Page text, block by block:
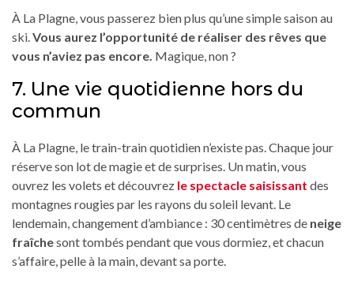
À La Plagne, vous passerez bien plus qu’une simple saison au
ski.Vous aurez l’opportunité de réaliser des rêves que
vous n’aviez pas encore. Magique, non ?
7. Une vie quotidienne hors du
commun
À La Plagne, le train-train quotidien n’existe pas. Chaque jour
réserve son lot de magie et de surprises. Un matin, vous
ouvrez les volets et découvrez le spectacle saisissant des
montagnes rougies par les rayons du soleil levant. Le
lendemain, changement d’ambiance : 30 centimètres de neige
fraîchesont tombés pendant que vous dormiez, et chacun
s’affaire, pelle à la main, devant sa porte.